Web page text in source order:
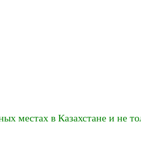
местах в Казахстане и не